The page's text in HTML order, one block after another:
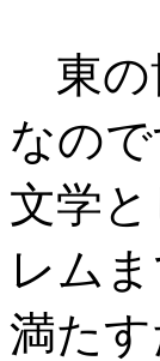
東の
なの
文学
レム
満た